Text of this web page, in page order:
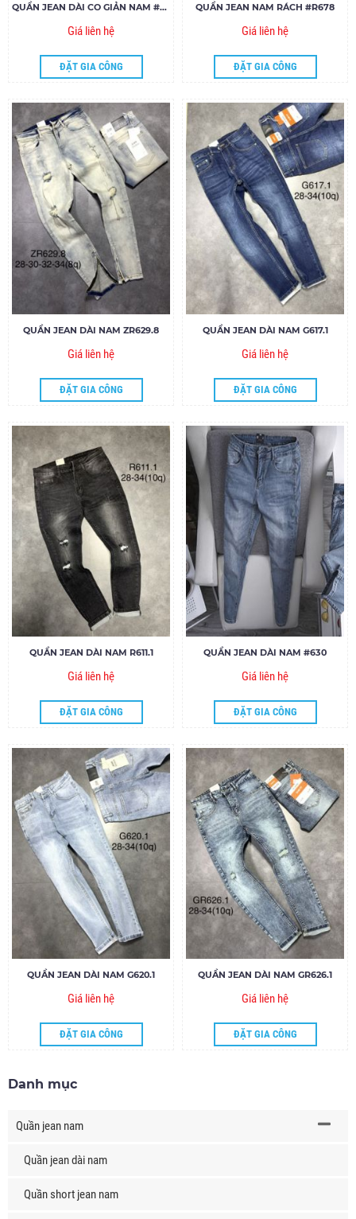
QUẦN JEAN DÀI CO GIẢN NAM #650
Giá liên hệ
ĐẶT GIA CÔNG
QUẦN JEAN NAM RÁCH #R678
Giá liên hệ
ĐẶT GIA CÔNG
QUẦN JEAN DÀI NAM ZR629.8
Giá liên hệ
ĐẶT GIA CÔNG
QUẦN JEAN DÀI NAM G617.1
Giá liên hệ
ĐẶT GIA CÔNG
QUẦN JEAN DÀI NAM R611.1
Giá liên hệ
ĐẶT GIA CÔNG
QUẦN JEAN DÀI NAM #630
Giá liên hệ
ĐẶT GIA CÔNG
QUẦN JEAN DÀI NAM G620.1
Giá liên hệ
ĐẶT GIA CÔNG
QUẦN JEAN DÀI NAM GR626.1
Giá liên hệ
ĐẶT GIA CÔNG
Danh mục
Quần jean nam
Quần jean dài nam
Quần short jean nam